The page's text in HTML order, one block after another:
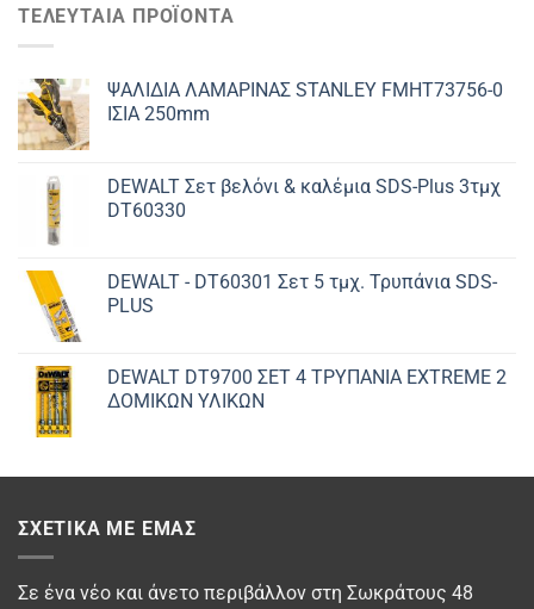
ΤΕΛΕΥΤΑΊΑ ΠΡΟΪΌΝΤΑ
ΨΑΛΙΔΙΑ ΛΑΜΑΡΙΝΑΣ STANLEY FMHT73756-0
ΙΣΙΑ 250mm
DEWALT Σετ βελόνι & καλέμια SDS-Plus 3τμχ
DT60330
DEWALT - DT60301 Σετ 5 τμχ. Τρυπάνια SDS-
PLUS
DEWALT DT9700 ΣET 4 ΤΡΥΠΑΝΙΑ EXTREME 2
ΔΟΜΙΚΩΝ ΥΛΙΚΩΝ
ΣΧΕΤΙΚΆ ΜΕ ΕΜΆΣ
Σε ένα νέο και άνετο περιβάλλον στη Σωκράτους 48